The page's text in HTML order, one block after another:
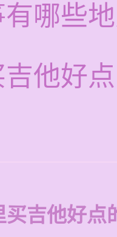
哪些
他好
买吉他好点